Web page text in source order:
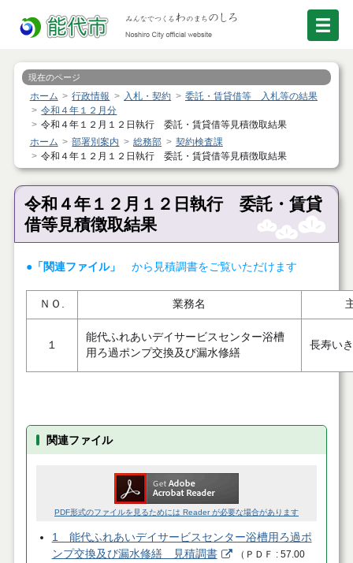
現在のページ
ホーム 行政情報 入札・契約
委託・賃貸借等 入札等の結果
令和４年１２月分
令和４年１２月１２日執行 委託・賃貸借等見積徴取結果
ホーム
部署別案内 総務部
契約検査課
令和４年１２月１２日執行 委託・賃貸借等見積徴取結果
令和４年１２月１２日執行 委託・賃貸
借等見積徴取結果
●「関連ファイル」 から見積調書をご覧いただけます
ＮＯ. 業務名
１
能代ふれあいデイサービスセンター浴槽
用ろ過ポンプ交換及び漏水修繕
長寿い
関連ファイル
PDF形式のファイルを見るためには Reader が必要な場合があります
1 能代ふれあいデイサービスセンター浴槽用ろ過ポ
ンプ交換及び漏水修繕 見積調書
（ ＰＤＦ
57.00